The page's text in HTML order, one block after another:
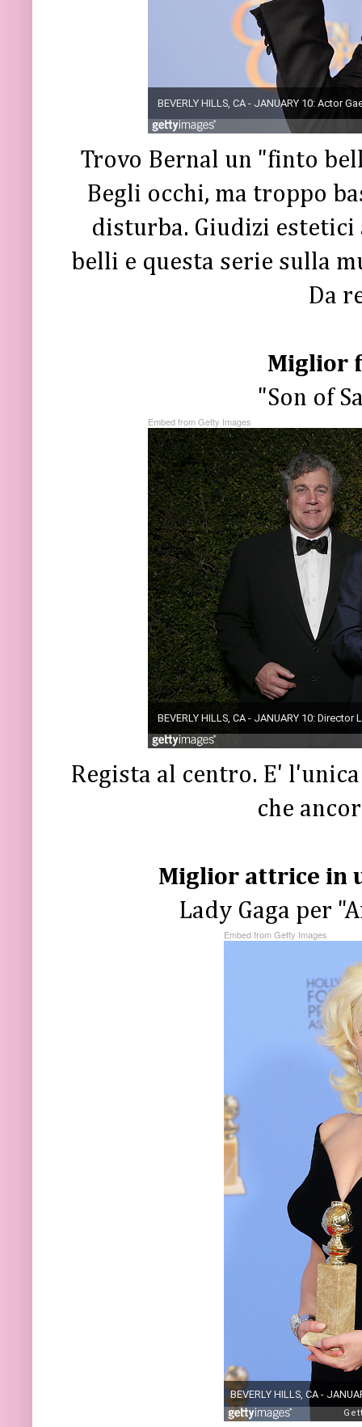
Trovo Bernal un "finto
Begli occhi, ma troppo
disturba. Giudizi
belli e questa serie sulla
Da
Miglior
"Son of
Embed from Getty Images
Regista al centro. E'
che
Miglior attrice in
Lady Gaga per
Embed from Getty Images